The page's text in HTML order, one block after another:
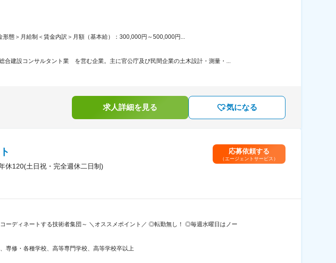
形態＞月給制＜賃金内訳＞月額（基本給）：300,000円～500,000円...
建設コンサルタント業 を営む企業。主に官公庁及び民間企業の土木設計・測量・...
求人詳細を見る 気になる
休120(土日祝・完全週休二日制)
応募依頼する
（エージェントサービス）
ーディネートする技術者集団～ ＼オススメポイント／ ◎転勤無し！ ◎毎週水曜日はノー
専修・各種学校、高等専門学校、高等学校卒以上